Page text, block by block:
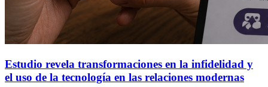
Estudio revela transformaciones en la infidelidad y
el uso de la tecnología en las relaciones modernas